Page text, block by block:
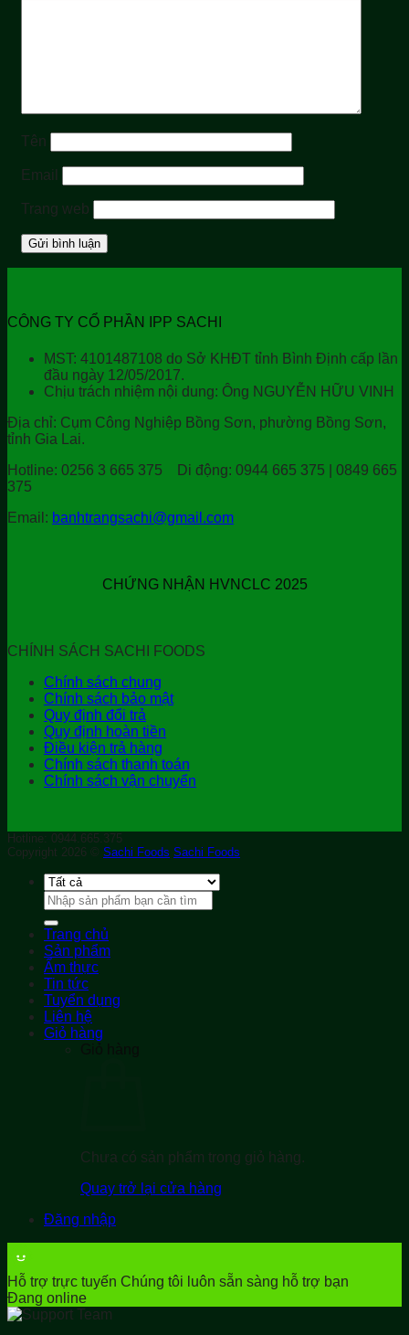
Tên
Email
Trang web
CÔNG TY CỔ PHẦN IPP SACHI
MST: 4101487108 do Sở KHĐT tỉnh Bình Định cấp lần
đầu ngày 12/05/2017.
Chịu trách nhiệm nội dung: Ông NGUYỄN HỮU VINH
Địa chỉ: Cụm Công Nghiệp Bồng Sơn, phường Bồng Sơn,
tỉnh Gia Lai.
Hotline: 0256 3 665 375 Di động: 0944 665 375 | 0849 665
375
Email: banhtrangsachi@gmail.com
CHỨNG NHẬN HVNCLC 2025
CHÍNH SÁCH SACHI FOODS
Chính sách chung
Chính sách bảo mật
Quy định đổi trả
Quy định hoàn tiền
Điều kiện trả hàng
Chính sách thanh toán
Chính sách vận chuyển
Hotline: 0944.665.375
Copyright 2026 © Sachi Foods Sachi Foods
Tìm
kiếm:
Trang chủ
Sản phẩm
Ẩm thực
Tin tức
Tuyển dụng
Liên hệ
Giỏ hàng
Giỏ hàng
Chưa có sản phẩm trong giỏ hàng.
Quay trở lại cửa hàng
Đăng nhập
Hỗ trợ trực tuyến Chúng tôi luôn sẵn sàng hỗ trợ bạn
Đang online